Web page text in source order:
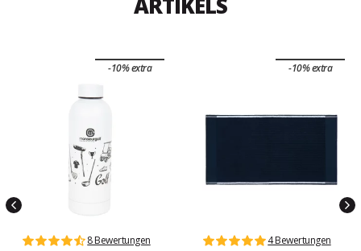
-10% extra
8 Bewertungen
-10% extra
4 Bewertungen